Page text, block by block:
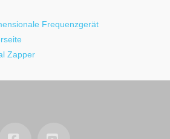
Frequenzgerät
Zapper